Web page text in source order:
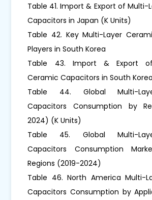
Table 41. Import & Export of Multi-
Capacitors in Japan (K Units)
Table 42. Key Multi-Layer
Players in South Korea
Table 43. Import & Export
Ceramic Capacitors in South
Table 44. Global Multi-
Capacitors Consumption by
2024) (K Units)
Table 45. Global Multi-
Capacitors Consumption
Regions (2019-2024)
Table 46. North America Multi-
Capacitors Consumption by